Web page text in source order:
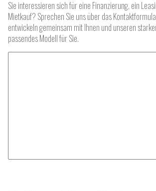
Sie interessieren sich für eine Finanzierung, ein
Mietkauf? Sprechen Sie uns über das
entwickeln gemeinsam mit Ihnen und unseren
passendes Modell für Sie.